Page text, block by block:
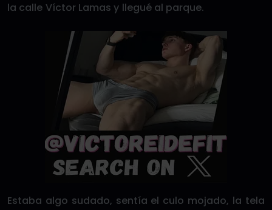
la calle Víctor Lamas y llegué al parque.
Estaba algo sudado, sentía el culo mojado, la tela